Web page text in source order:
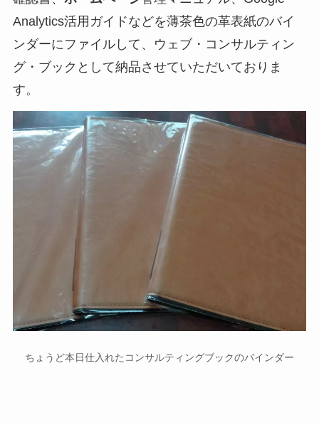
Analytics活用ガイドなどを薄茶色の革表紙のバイ
ンダーにファイルして、ウェブ・コンサルティン
グ・ブックとして納品させていただいておりま
す。
ちょうど本日仕入れたコンサルティングブックのバインダー